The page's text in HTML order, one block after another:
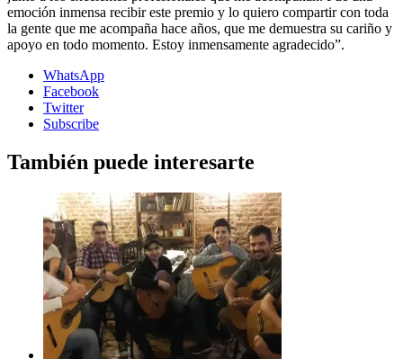
emoción inmensa recibir este premio y lo quiero compartir con toda
la gente que me acompaña hace años, que me demuestra su cariño y
apoyo en todo momento. Estoy inmensamente agradecido”.
WhatsApp
Facebook
Twitter
Subscribe
También puede interesarte